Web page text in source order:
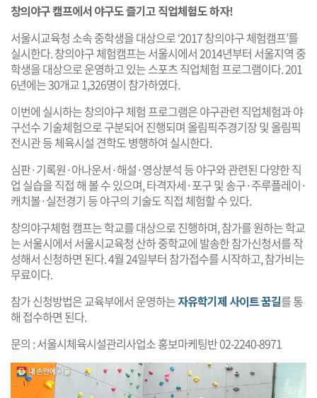
창의야구 캠프에서 야구도 즐기고 직업체험도 하자!
서울시교육청 소속 중학생을 대상으로 ‘2017 창의야구 체험캠프’를
실시한다. 창의야구 체험캠프는 서울시에서 2014년부터 서울지역 중
학생을 대상으로 운영하고 있는 스포츠 직업체험 프로그램이다. 201
6년에는 30개교 1,326명이 참가하였다.
이번에 실시하는 창의야구 체험 프로그램은 야구관련 직업체험과 야
구선수 기술체험으로 구분되어 진행되며 올림픽주경기장 및 올림픽
전시관 등 체육시설 견학도 병행하여 실시한다.
심판·기록원·아나운서·해설·영상분석 등 야구와 관련된 다양한 직
업 실습을 직접 해 볼 수 있으며, 타격자세·포구 및 송구·주루플레이·
캐치볼·실전경기 등 야구의 기술도 직접 체험할 수 있다.
창의야구체험 캠프는 학교를 대상으로 진행하며, 참가를 원하는 학교
는 서울시에서 서울시교육청 산하 중학교에 발송한 참가신청서를 작
성해서 신청하면 된다. 4월 24일부터 참가접수를 시작하고, 참가비는
무료이다.
참가 신청방법은 교육부에서 운영하는자유학기제 사이트 꿈길를 통
해 접수하면 된다.
문의 : 서울시체육시설관리사업소 홍보마케팅반 02-2240-8971